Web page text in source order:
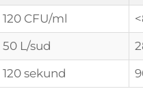
120 CFU/ml
50 L/sud
120 sekund